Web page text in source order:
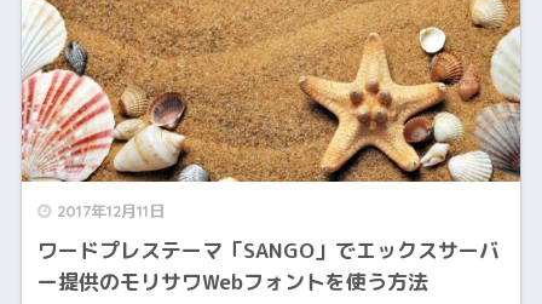
2017年12月11日
ワードプレステーマ「SANGO」でエックスサーバ
ー提供のモリサワWebフォントを使う方法